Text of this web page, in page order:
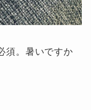
須。暑いですか